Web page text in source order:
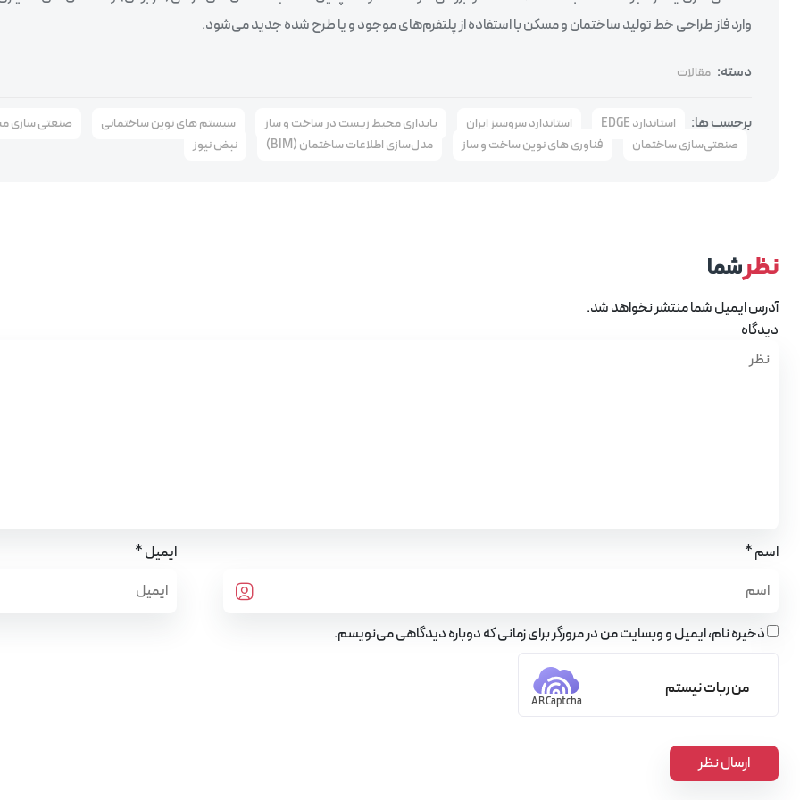
وارد فاز طراحی خط تولید ساختمان و مسکن با استفاده از پلتفرم‌های موجود و یا طرح شده جدید می‌شود.
دسته: مقالات
برچسب ها: استاندارد EDGE استاندارد سروسبز ایران پایداری محیط‌ زیست در ساخت‌ و ساز سیستم‌ های نوین ساختمانی
صنعتی‌ سازی
صنعتی‌سازی ساختمان
فناوری های نوین ساخت و ساز مدل‌سازی اطلاعات ساختمان (BIM) نبض نیوز
نظرشما
آدرس ایمیل شما منتشر نخواهد شد.
دیدگاه
اسم* ایمیل*
ذخیره نام، ایمیل و وبسایت من در مرورگر برای زمانی که دوباره دیدگاهی می‌نویسم.
من ربات نیستم
ARCaptcha